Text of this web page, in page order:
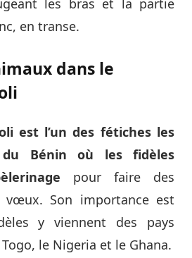
les bras et la partie
en transe.
dans le
est l’un des fétiches les
du Bénin où les fidèles
pour faire des
vœux. Son importance est
y viennent des pays
le Nigeria et le Ghana.